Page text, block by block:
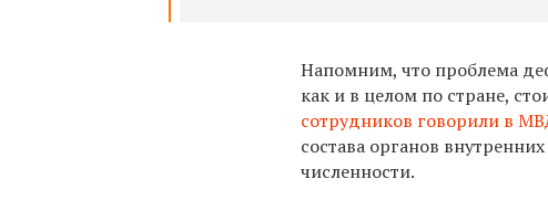
Напомним, что проблема
как и в целом по стране,
сотрудников говорили в
состава органов
численности.